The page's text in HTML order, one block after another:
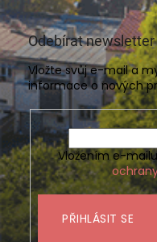
Odebírat newsletter
Vložte svůj e-mail a
informace o nových
Vložením e-
PŘIHLÁSIT SE